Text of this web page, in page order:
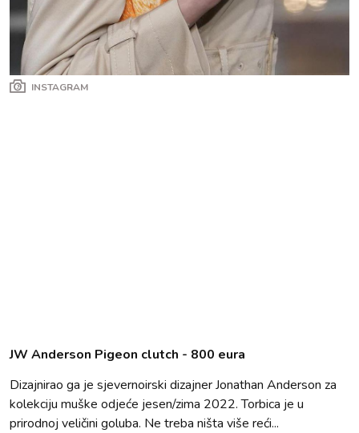
INSTAGRAM
JW Anderson Pigeon clutch - 800 eura
Dizajnirao ga je sjevernoirski dizajner Jonathan Anderson za
kolekciju muške odjeće jesen/zima 2022. Torbica je u
prirodnoj veličini goluba. Ne treba ništa više reći...